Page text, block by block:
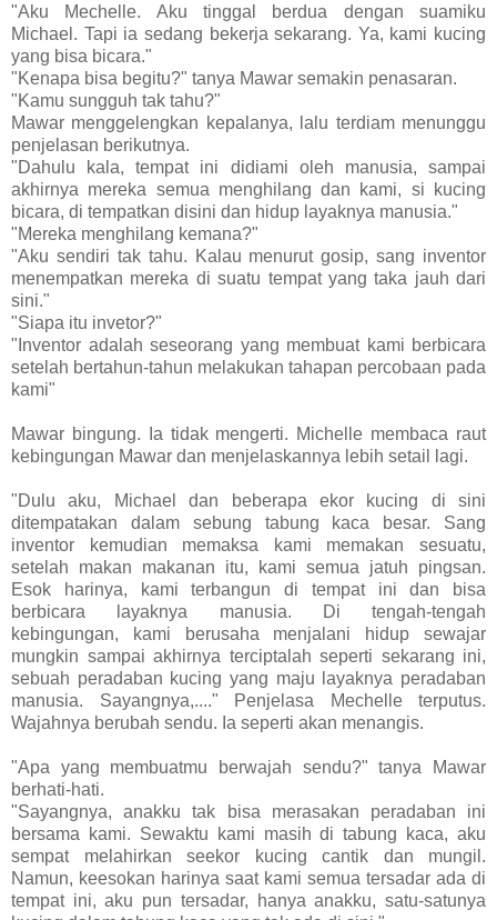
"Aku Mechelle. Aku tinggal berdua dengan suamiku
Michael. Tapi ia sedang bekerja sekarang. Ya, kami kucing
yang bisa bicara."
"Kenapa bisa begitu?" tanya Mawar semakin penasaran.
"Kamu sungguh tak tahu?"
Mawar menggelengkan kepalanya, lalu terdiam menunggu
penjelasan berikutnya.
"Dahulu kala, tempat ini didiami oleh manusia, sampai
akhirnya mereka semua menghilang dan kami, si kucing
bicara, di tempatkan disini dan hidup layaknya manusia."
"Mereka menghilang kemana?"
"Aku sendiri tak tahu. Kalau menurut gosip, sang inventor
menempatkan mereka di suatu tempat yang taka jauh dari
sini."
"Siapa itu invetor?"
"Inventor adalah seseorang yang membuat kami berbicara
setelah bertahun-tahun melakukan tahapan percobaan pada
kami"
Mawar bingung. Ia tidak mengerti. Michelle membaca raut
kebingungan Mawar dan menjelaskannya lebih setail lagi.
"Dulu aku, Michael dan beberapa ekor kucing di sini
ditempatakan dalam sebung tabung kaca besar. Sang
inventor kemudian memaksa kami memakan sesuatu,
setelah makan makanan itu, kami semua jatuh pingsan.
Esok harinya, kami terbangun di tempat ini dan bisa
berbicara layaknya manusia. Di tengah-tengah
kebingungan, kami berusaha menjalani hidup sewajar
mungkin sampai akhirnya terciptalah seperti sekarang ini,
sebuah peradaban kucing yang maju layaknya peradaban
manusia. Sayangnya,...." Penjelasa Mechelle terputus.
Wajahnya berubah sendu. Ia seperti akan menangis.
"Apa yang membuatmu berwajah sendu?" tanya Mawar
berhati-hati.
"Sayangnya, anakku tak bisa merasakan peradaban ini
bersama kami. Sewaktu kami masih di tabung kaca, aku
sempat melahirkan seekor kucing cantik dan mungil.
Namun, keesokan harinya saat kami semua tersadar ada di
tempat ini, aku pun tersadar, hanya anakku, satu-satunya